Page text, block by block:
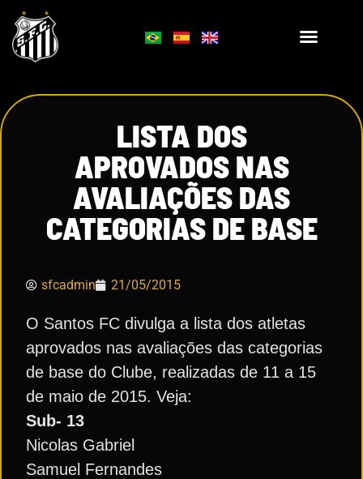
LISTA DOS
APROVADOS NAS
AVALIAÇÕES DAS
CATEGORIAS DE BASE
sfcadmin 21/05/2015
O Santos FC divulga a lista dos atletas
aprovados nas avaliações das categorias
de base do Clube, realizadas de 11 a 15
de maio de 2015. Veja:
Sub- 13
Nicolas Gabriel
Samuel Fernandes